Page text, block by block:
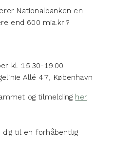
Nationalbanken en
end 600 mia.kr.?
kl. 15.30-19.00
Allé 47, København
og tilmelding her.
til en forhåbentlig